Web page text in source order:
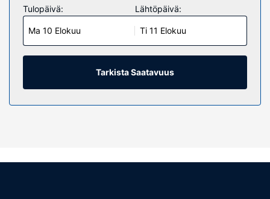
verkkoon. Huone siivotaan päivittäin. Huoneissa on puhelin
ja ilmaiset sanomalehdet.
Kiinteistön miellyttävyys
Täyden palvelun kylpylässä voit rentoutua muun muassa
Ravintola
Nauti tämän hotellin monista ruokailupaikoista, joihin
Muut mukavuudet
Tulopäivä:
Ma 10 Elokuu
Lähtöpäivä:
Ti 11 Elokuu
Tarkista Saatavuus